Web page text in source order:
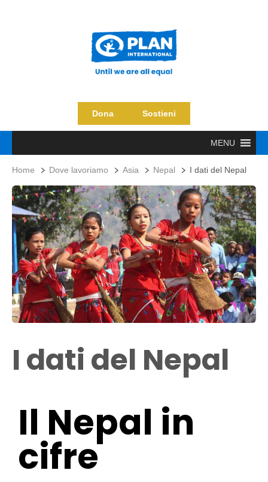
Dona Sostieni
MENU
Home Dove lavoriamo Asia Nepal I dati del Nepal
I dati del Nepal
Il Nepal in
cifre